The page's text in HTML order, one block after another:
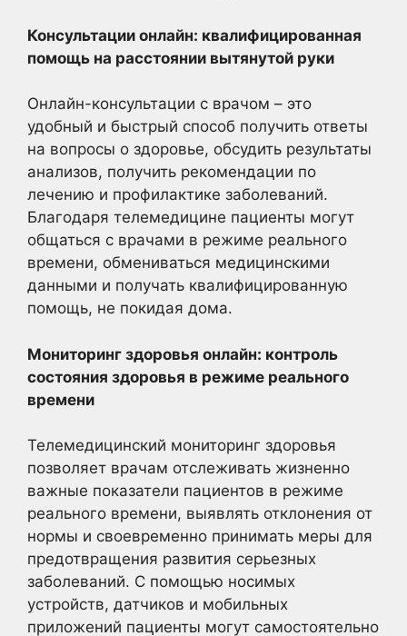
Консультации онлайн: квалифицированная
помощь на расстоянии вытянутой руки
Онлайн-консультации с врачом – это
удобный и быстрый способ получить ответы
на вопросы о здоровье, обсудить результаты
анализов, получить рекомендации по
лечению и профилактике заболеваний.
Благодаря телемедицине пациенты могут
общаться с врачами в режиме реального
времени, обмениваться медицинскими
данными и получать квалифицированную
помощь, не покидая дома.
Мониторинг здоровья онлайн: контроль
состояния здоровья в режиме реального
времени
Телемедицинский мониторинг здоровья
позволяет врачам отслеживать жизненно
важные показатели пациентов в режиме
реального времени, выявлять отклонения от
нормы и своевременно принимать меры для
предотвращения развития серьезных
заболеваний. С помощью носимых
устройств, датчиков и мобильных
приложений пациенты могут самостоятельно